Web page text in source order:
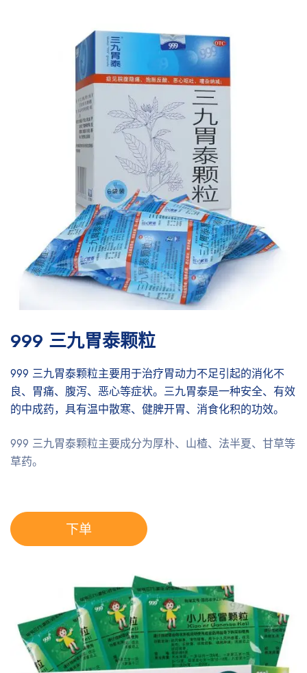
999 三九胃泰颗粒
999 三九胃泰颗粒主要用于治疗胃动力不足引起的消化不
良、胃痛、腹泻、恶心等症状。三九胃泰是一种安全、有效
的中成药，具有温中散寒、健脾开胃、消食化积的功效。
999 三九胃泰颗粒主要成分为厚朴、山楂、法半夏、甘草等
草药。
下单